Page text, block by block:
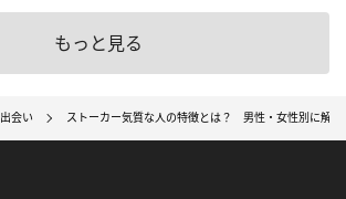
もっと見る
出会い ストーカー気質な人の特徴とは？ 男性・女性別に解説